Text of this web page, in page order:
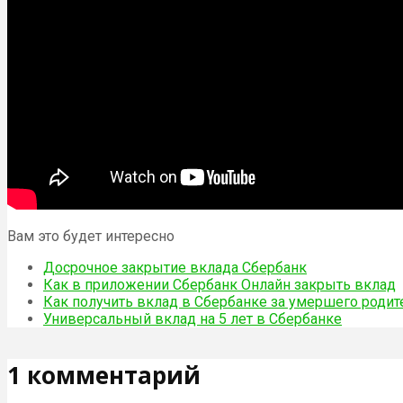
Вам это будет интересно
Досрочное закрытие вклада Сбербанк
Как в приложении Сбербанк Онлайн закрыть вклад
Как получить вклад в Сбербанке за умершего
Универсальный вклад на 5 лет в Сбербанке
1 комментарий